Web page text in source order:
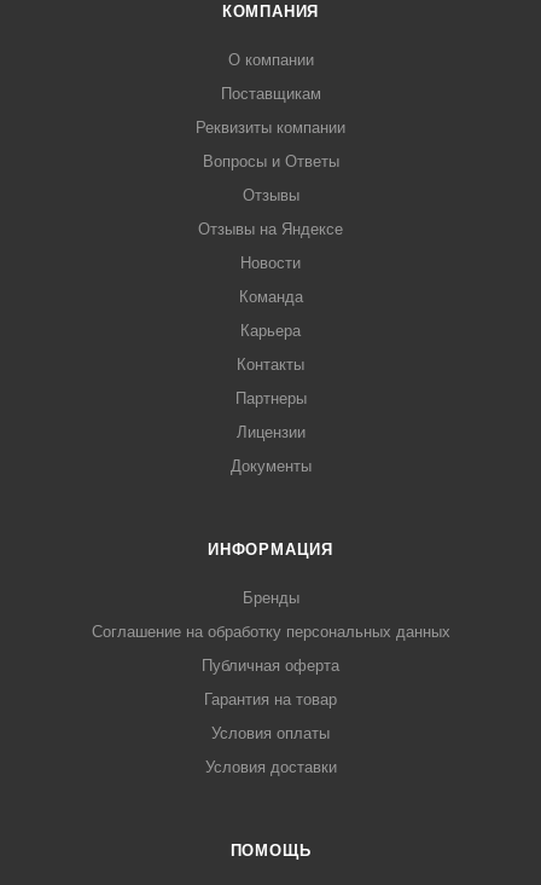
КОМПАНИЯ
О компании
Поставщикам
Реквизиты компании
Вопросы и Ответы
Отзывы
Отзывы на Яндексе
Новости
Команда
Карьера
Контакты
Партнеры
Лицензии
Документы
ИНФОРМАЦИЯ
Бренды
Соглашение на обработку персональных данных
Публичная оферта
Гарантия на товар
Условия оплаты
Условия доставки
ПОМОЩЬ